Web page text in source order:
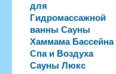
для
Гидромассажной
ванны Сауны
Хаммама Бассейна
Спа и Воздуха
Сауны Люкс